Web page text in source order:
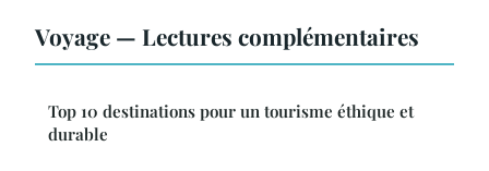
Voyage — Lectures complémentaires
Top 10 destinations pour un tourisme éthique et
durable